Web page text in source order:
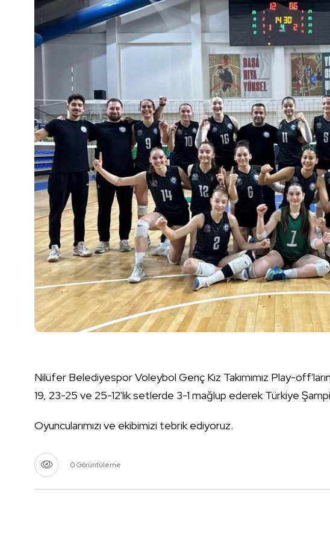
Nilüfer Belediyespor Voleybol Genç Kız Takımımız Play-
19, 23-25 ve 25-12'lik setlerde 3-1 mağlup ederek Türkiye
Oyuncularımızı ve ekibimizi tebrik ediyoruz.
0 Görüntüleme